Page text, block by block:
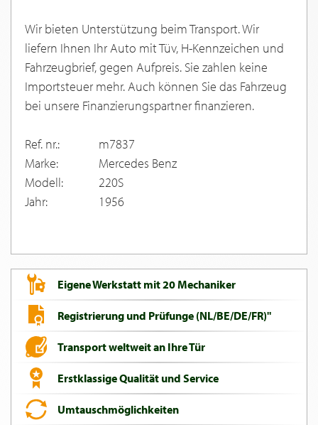
Wir bieten Unterstützung beim Transport. Wir
liefern Ihnen Ihr Auto mit Tüv, H-Kennzeichen und
Fahrzeugbrief, gegen Aufpreis. Sie zahlen keine
Importsteuer mehr. Auch können Sie das Fahrzeug
bei unsere Finanzierungspartner finanzieren.
Ref. nr.:
m7837
Marke:
Mercedes Benz
Modell:
220S
Jahr:
1956
Eigene Werkstatt mit 20 Mechaniker
Registrierung und Prüfunge (NL/BE/DE/FR)"
Transport weltweit an Ihre Tür
Erstklassige Qualität und Service
Umtauschmöglichkeiten